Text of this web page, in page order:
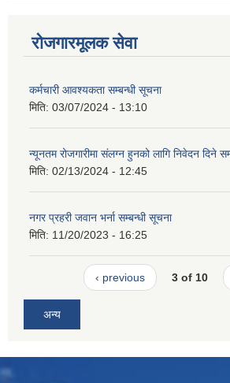
रोजगारमूलक सेवा
कर्मचारी आवश्यकता सम्बन्धी सूचना
मिति: 03/07/2024 - 13:10
न्यूनतम रोजगारीमा संलग्न हुनको लागि निवेदन दिने
मिति: 02/13/2024 - 12:45
नगर प्रहरी जवान भर्ना सम्बन्धी सूचना
मिति: 11/20/2023 - 16:25
‹ previous 3 of 10
अन्य